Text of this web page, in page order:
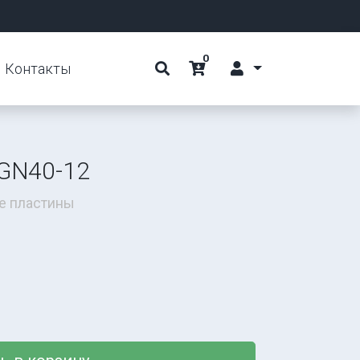
Контакты
0
12
пластины